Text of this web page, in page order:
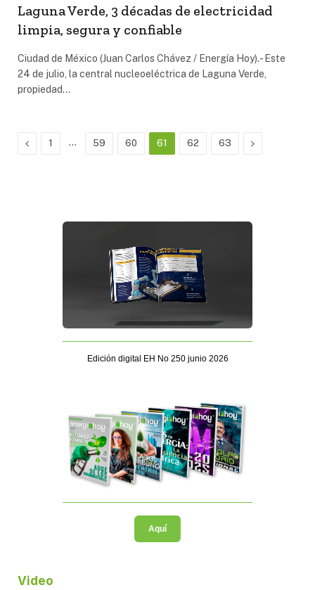
Laguna Verde, 3 décadas de electricidad
limpia, segura y confiable
Ciudad de México (Juan Carlos Chávez / Energía Hoy).- Este
24 de julio, la central nucleoeléctrica de Laguna Verde,
propiedad…
Previous
1 … 59 60 61 62 63 Next
Edición digital EH No 250 junio 2026
Aquí
Video